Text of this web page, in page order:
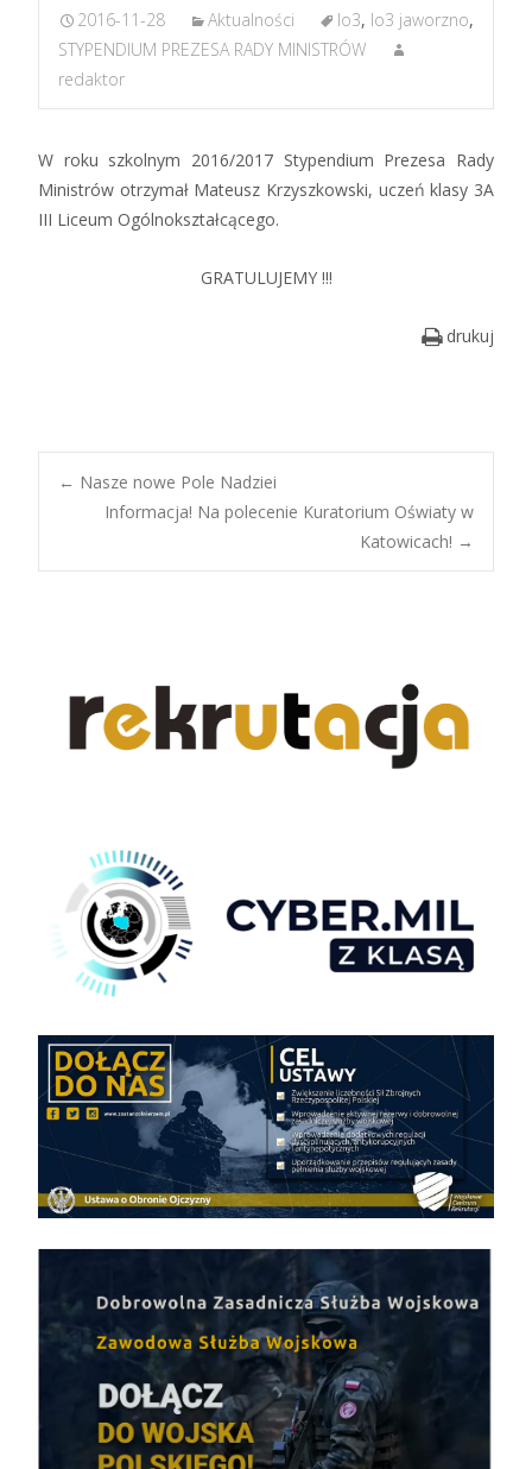
2016-11-28 Aktualności lo3, lo3 jaworzno,
STYPENDIUM PREZESA RADY MINISTRÓW
redaktor
W roku szkolnym 2016/2017 Stypendium Prezesa Rady
Ministrów otrzymał Mateusz Krzyszkowski, uczeń klasy 3A
III Liceum Ogólnokształcącego.
GRATULUJEMY !!!
drukuj
Post
navigation
← Nasze nowe Pole Nadziei
Informacja! Na polecenie Kuratorium Oświaty w
Katowicach! →